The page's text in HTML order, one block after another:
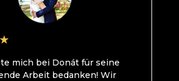
mich bei Donát für seine
Arbeit bedanken! Wir